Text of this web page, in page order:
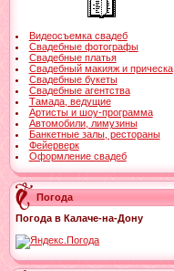
Видеосъемка свадеб
Свадебные фотографы
Свадебные платья
Свадебный макияж и прическа
Свадебные букеты
Свадебные агентства
Тамада, ведущие
Артисты и шоу-программа
Автомобили, лимузины
Банкетные залы, рестораны
Фейерверк
Оформление свадеб
Погода
Погода в Калаче-на-Дону